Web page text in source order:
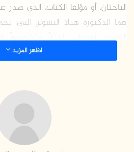
هما الدكتورة هيلا التشولر، التي
القانون، وتعمل باحثةً متخصصةً
الإعلامية وحرية التعبير، والدكتور
وقد قسم الباحثان الكتاب سبعة
حرية التعبير والرقابة العسكرية في
اظهر المزيد